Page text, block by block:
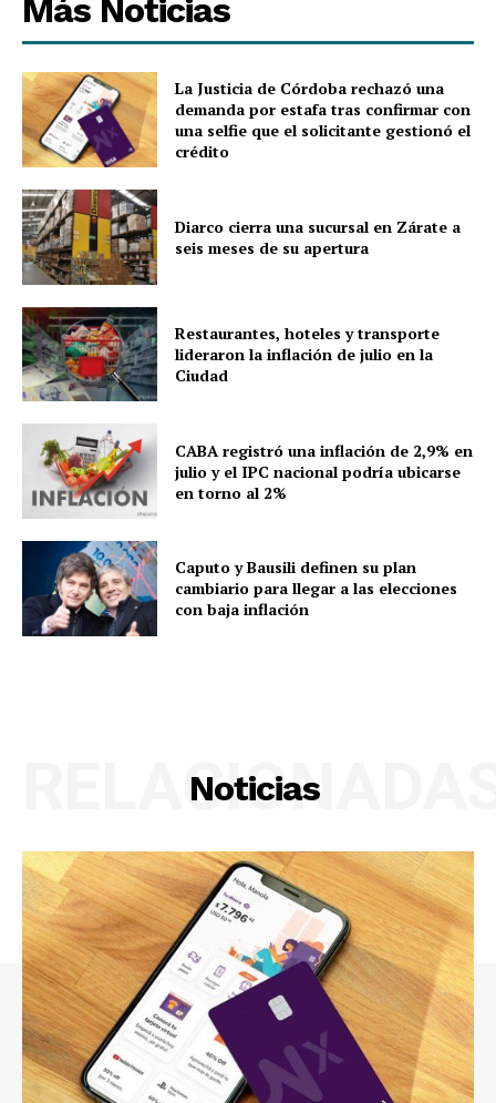
Más Noticias
La Justicia de Córdoba rechazó una
demanda por estafa tras confirmar con
una selfie que el solicitante gestionó el
crédito
Diarco cierra una sucursal en Zárate a
seis meses de su apertura
Restaurantes, hoteles y transporte
lideraron la inflación de julio en la
Ciudad
CABA registró una inflación de 2,9% en
julio y el IPC nacional podría ubicarse
en torno al 2%
Caputo y Bausili definen su plan
cambiario para llegar a las elecciones
con baja inflación
Noticias